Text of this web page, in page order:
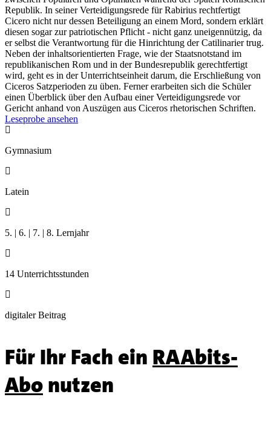
Republik. In seiner Verteidigungsrede für Rabirius rechtfertigt
Cicero nicht nur dessen Beteiligung an einem Mord, sondern erklärt
diesen sogar zur patriotischen Pflicht - nicht ganz uneigennützig, da
er selbst die Verantwortung für die Hinrichtung der Catilinarier trug.
Neben der inhaltsorientierten Frage, wie der Staatsnotstand im
republikanischen Rom und in der Bundesrepublik gerechtfertigt
wird, geht es in der Unterrichtseinheit darum, die Erschließung von
Ciceros Satzperioden zu üben. Ferner erarbeiten sich die Schüler
einen Überblick über den Aufbau einer Verteidigungsrede vor
Gericht anhand von Auszügen aus Ciceros rhetorischen Schriften.
Leseprobe ansehen

Gymnasium

Latein

5. | 6. | 7. | 8. Lernjahr

14 Unterrichtsstunden

digitaler Beitrag
Für Ihr Fach ein RAAbits-
Abonutzen